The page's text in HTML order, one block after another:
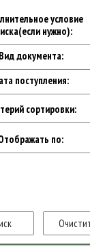
условие
нужно):
Вид документа:
поступления:
сортировки:
по: